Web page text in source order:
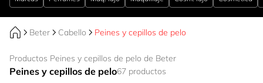
Beter Cabello Peines y cepillos de pelo
Productos Peines y cepillos de pelo de Beter
Peines y cepillos de pelo67 productos